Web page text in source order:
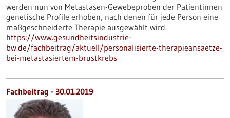
werden nun von Metastasen-Gewebeproben der Patientinnen
genetische Profile erhoben, nach denen für jede Person eine
maßgeschneiderte Therapie ausgewählt wird.
https://www.gesundheitsindustrie-
bw.de/fachbeitrag/aktuell/personalisierte-therapieansaetze-
bei-metastasiertem-brustkrebs
Fachbeitrag - 30.01.2019